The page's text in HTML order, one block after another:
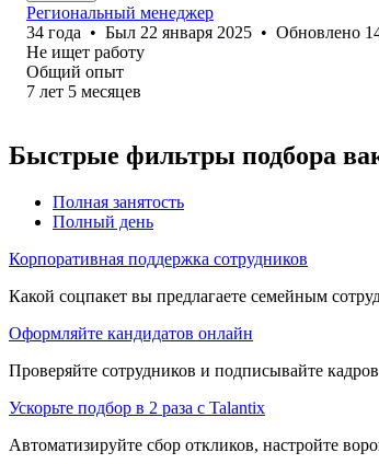
Региональный менеджер
34 года • Был 22 января 2025 • Обновлено
Не ищет работу
Общий опыт
7 лет 5 месяцев
Быстрые фильтры подбора
Полная занятость
Полный день
Корпоративная поддержка сотрудников
Какой соцпакет вы предлагаете семейным
Оформляйте кандидатов онлайн
Проверяйте сотрудников и подписывайте
Ускорьте подбор в 2 раза с Talantix
Автоматизируйте сбор откликов, настройте